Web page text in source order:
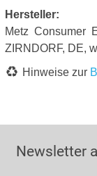
Hersteller:
Metz Consumer
ZIRNDORF, DE,
Hinweise zur
Newsletter